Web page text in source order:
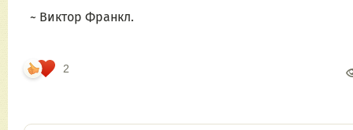
~ Виктор Франкл.
2